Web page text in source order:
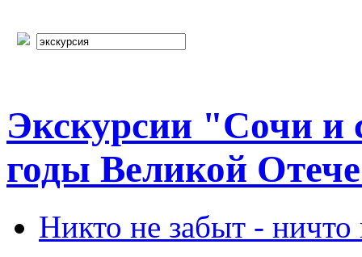
Экскурсии "Сочи и
годы Великой
Никто не забыт - ничто